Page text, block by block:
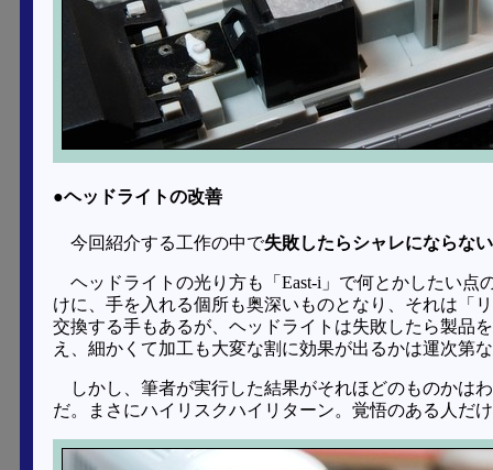
●ヘッドライトの改善
今回紹介する工作の中で失敗したらシャレにならない
ヘッドライトの光り方も「East-i」で何とかしたい
けに、手を入れる個所も奥深いものとなり、それは「
交換する手もあるが、ヘッドライトは失敗したら製品
え、細かくて加工も大変な割に効果が出るかは運次第
しかし、筆者が実行した結果がそれほどのものかは
だ。まさにハイリスクハイリターン。覚悟のある人だ